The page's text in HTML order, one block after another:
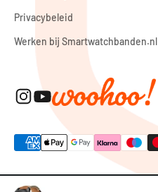
Privacybeleid
Werken bij Smartwatchbanden.nl